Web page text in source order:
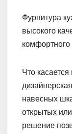
Фурнитура
высокого
комфортного
Что
навесных
открытых
решение